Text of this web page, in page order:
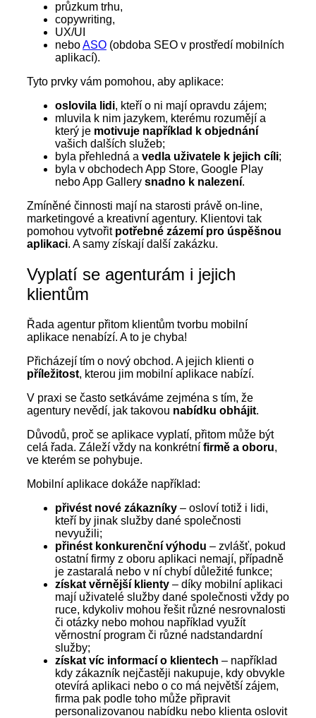
průzkum trhu,
copywriting,
UX/UI
neboASO (obdoba SEO v prostředí mobilních
aplikací).
Tyto prvky vám pomohou, aby aplikace:
oslovila lidi, kteří o ni mají opravdu zájem;
mluvila k nim jazykem, kterému rozumějí a
který je motivuje například k objednání
vašich dalších služeb;
byla přehledná a vedla uživatele k jejich cíli;
byla v obchodech App Store, Google Play
nebo App Gallery snadno k nalezení.
Zmíněné činnosti mají na starosti právě on-line,
marketingové a kreativní agentury. Klientovi tak
pomohou vytvořit potřebné zázemí pro úspěšnou
aplikaci. A samy získají další zakázku.
Vyplatí se agenturám i jejich
klientům
Řada agentur přitom klientům tvorbu mobilní
aplikace nenabízí. A to je chyba!
Přicházejí tím o nový obchod. A jejich klienti o
příležitost, kterou jim mobilní aplikace nabízí.
V praxi se často setkáváme zejména s tím, že
agentury nevědí, jak takovou nabídku obhájit.
Důvodů, proč se aplikace vyplatí, přitom může být
celá řada. Záleží vždy na konkrétní firmě a oboru,
ve kterém se pohybuje.
Mobilní aplikace dokáže například:
přivést nové zákazníky – osloví totiž i lidi,
kteří by jinak služby dané společnosti
nevyužili;
přinést konkurenční výhodu – zvlášť, pokud
ostatní firmy z oboru aplikaci nemají, případně
je zastaralá nebo v ní chybí důležité funkce;
získat věrnější klienty – díky mobilní aplikaci
mají uživatelé služby dané společnosti vždy po
ruce, kdykoliv mohou řešit různé nesrovnalosti
či otázky nebo mohou například využít
věrnostní program či různé nadstandardní
služby;
získat víc informací o klientech – například
kdy zákazník nejčastěji nakupuje, kdy obvykle
otevírá aplikaci nebo o co má největší zájem,
firma pak podle toho může připravit
personalizovanou nabídku nebo klienta oslovit